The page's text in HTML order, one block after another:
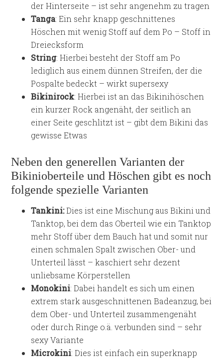
der Hinterseite – ist sehr angenehm zu tragen
Tanga: Ein sehr knapp geschnittenes
Höschen mit wenig Stoff auf dem Po – Stoff in
Dreiecksform
String: Hierbei besteht der Stoff am Po
lediglich aus einem dünnen Streifen, der die
Pospalte bedeckt – wirkt supersexy
Bikinirock: Hierbei ist an das Bikinihöschen
ein kurzer Rock angenäht, der seitlich an
einer Seite geschlitzt ist – gibt dem Bikini das
gewisse Etwas
Neben den generellen Varianten der
Bikinioberteile und Höschen gibt es noch
folgende spezielle Varianten
Tankini:Dies ist eine Mischung aus Bikini und
Tanktop, bei dem das Oberteil wie ein Tanktop
mehr Stoff über dem Bauch hat und somit nur
einen schmalen Spalt zwischen Ober- und
Unterteil lässt – kaschiert sehr dezent
unliebsame Körperstellen
Monokini: Dabei handelt es sich um einen
extrem stark ausgeschnittenen Badeanzug, bei
dem Ober- und Unterteil zusammengenäht
oder durch Ringe o.ä. verbunden sind – sehr
sexy Variante
Microkini: Dies ist einfach ein superknapp